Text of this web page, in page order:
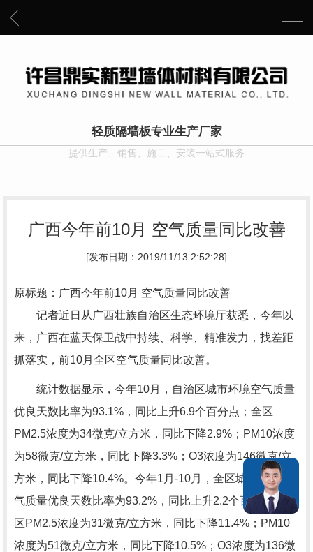
轻质隔墙板专业生产厂家
提供生产、销售、施工、安装一站式服务
广西今年前10月 空气质量同比改善
[发布日期：2019/11/13 2:52:28]
原标题：广西今年前10月 空气质量同比改善
记者近日从广西壮族自治区生态环境厅获悉，今年以
来，广西在蓝天保卫战中持续、科学、精准发力，找差距
抓落实，前10月全区空气质量同比改善。
统计数据显示，今年10月，自治区城市环境空气质量
优良天数比率为93.1%，同比上升6.9个百分点；全区
PM2.5浓度为34微克/立方米，同比下降2.9%；PM10浓度
为58微克/立方米，同比下降3.3%；O3浓度为146微克/立
方米，同比下降10.4%。今年1月-10月，全区城市环境空
气质量优良天数比率为93.2%，同比上升2.2个百分点；全
区PM2.5浓度为31微克/立方米，同比下降11.4%；PM10
浓度为51微克/立方米，同比下降10.5%；O3浓度为136微